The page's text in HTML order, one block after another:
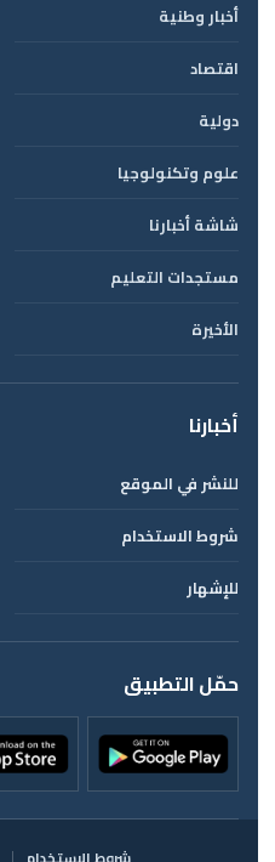
أخبار وطنية
اقتصاد
دولية
علوم وتكنولوجيا
شاشة أخبارنا
مستجدات التعليم
الأخيرة
أخبارنا
للنشر في الموقع
شروط الاستخدام
للإشهار
حمّل التطبيق